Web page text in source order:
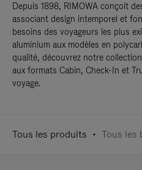
Depuis 1898, RIMOWA conçoit
associant design intemporel et
besoins des voyageurs les plus
aluminium aux modèles en
qualité, découvrez notre
aux formats Cabin, Check-In et
voyage.
Tous les produits Tous les